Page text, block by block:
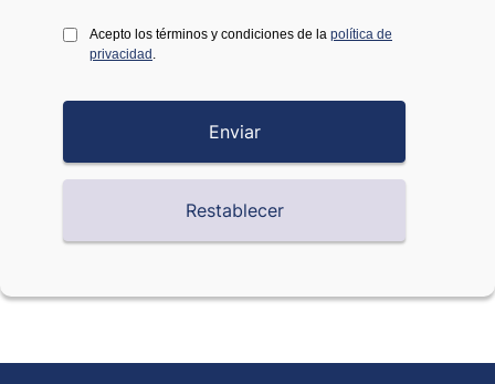
Acepto los términos y condiciones de la política de
privacidad